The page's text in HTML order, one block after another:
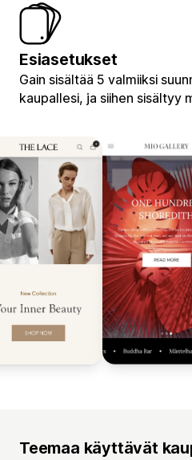
Esiasetukset
Gain sisältää 5 valmiiksi
kaupallesi, ja siihen sisältyy
Teemaa käyttävät